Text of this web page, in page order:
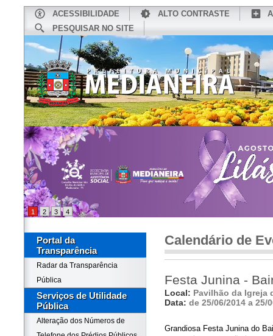
ACESSIBILIDADE ALTO CONTRASTE
PESQUISAR NO SITE
CONHEÇA MEDIANEIRA
1 2 3 4
Portal da
Transparência
Radar da Transparência
Pública
Serviços de Utilidade
Pública
Alteração dos Números de
Calendário de
Festa Junina -
Local: Pavilhão da Igreja
Data: de 25/06/2014 a 25/
Grandiosa Festa Junina do